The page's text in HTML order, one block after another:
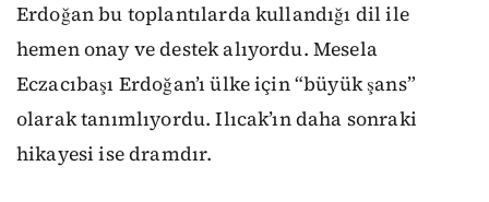
Erdoğan bu toplantılarda kullandığı dil ile
hemen onay ve destek alıyordu. Mesela
Eczacıbaşı Erdoğan’ı ülke için “büyük şans”
olarak tanımlıyordu. Ilıcak’ın daha sonraki
hikayesi ise dramdır.